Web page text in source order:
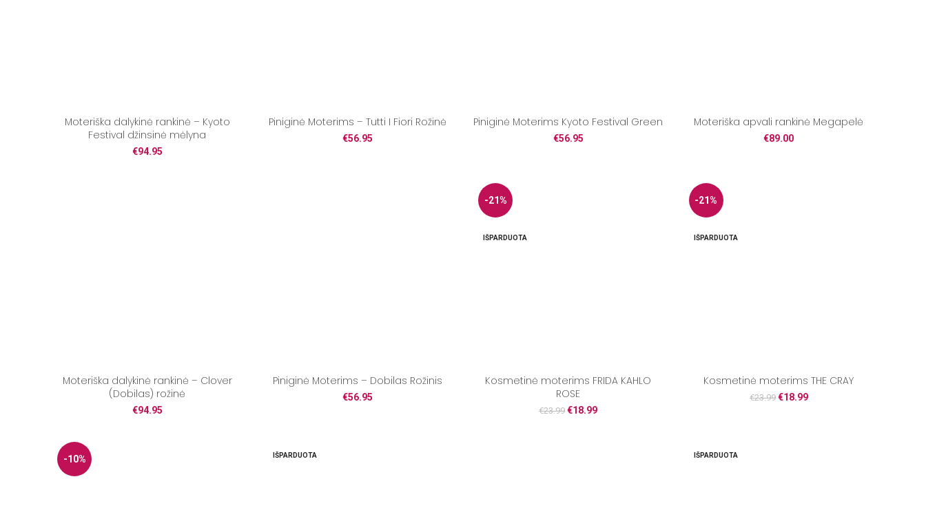
Moteriška dalykinė rankinė – Kyoto
Festival džinsinė mėlyna
€94.95
Piniginė Moterims – Tutti I Fiori Rožinė
€56.95
Piniginė Moterims Kyoto Festival Green
€56.95
Moteriška apvali rankinė Megapelė
€89.00
Moteriška dalykinė rankinė – Clover
(Dobilas) rožinė
€94.95
Piniginė Moterims – Dobilas Rožinis
€56.95
-21%
IŠPARDUOTA
Kosmetinė moterims FRIDA KAHLO
ROSE
€23.99 €18.99
-21%
IŠPARDUOTA
Kosmetinė moterims THE CRAY
€23.99 €18.99
-10% IŠPARDUOTA IŠPARDUOTA